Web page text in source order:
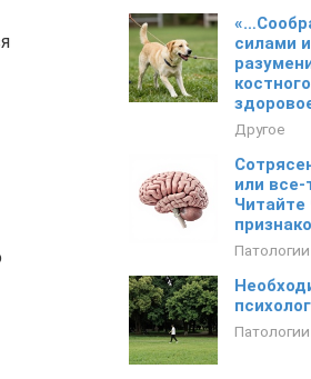
силами
Другое
или все-
Читайте
Патологии
Патологии